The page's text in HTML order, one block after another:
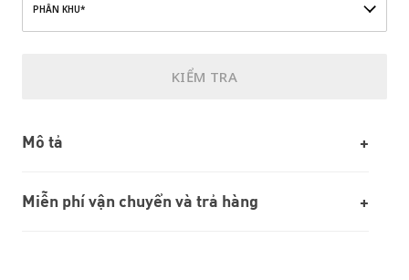
PHÂN KHU*
KIỂM TRA
Mô tả
Miễn phí vận chuyển và trả hàng